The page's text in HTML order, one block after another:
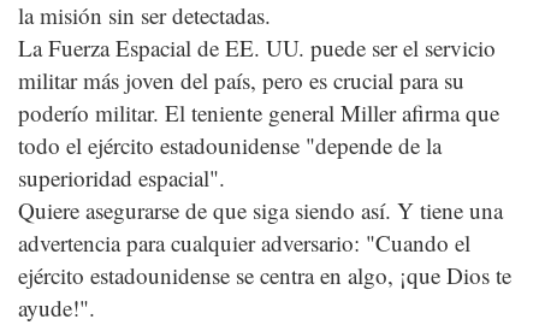
la misión sin ser detectadas.
La Fuerza Espacial de EE. UU. puede ser el servicio
militar más joven del país, pero es crucial para su
poderío militar. El teniente general Miller afirma que
todo el ejército estadounidense "depende de la
superioridad espacial".
Quiere asegurarse de que siga siendo así. Y tiene una
advertencia para cualquier adversario: "Cuando el
ejército estadounidense se centra en algo, ¡que Dios te
ayude!".